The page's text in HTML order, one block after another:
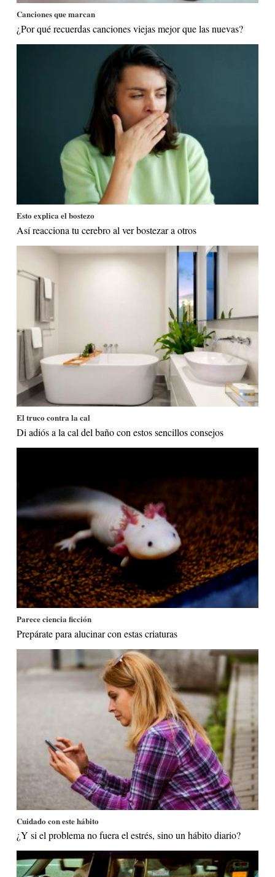
Canciones que marcan
¿Por qué recuerdas canciones viejas mejor que las nuevas?
Esto explica el bostezo
Así reacciona tu cerebro al ver bostezar a otros
El truco contra la cal
Di adiós a la cal del baño con estos sencillos consejos
Parece ciencia ficción
Prepárate para alucinar con estas criaturas
Cuidado con este hábito
¿Y si el problema no fuera el estrés, sino un hábito diario?